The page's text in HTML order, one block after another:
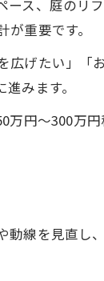
ス、庭のリ
重要です。
広げたい」「
みます。
万円～300万
線を見直し